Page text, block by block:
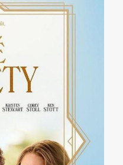
21. Geburtstag mit
aber mit einem
an und trifft später
ihre große Liebe.